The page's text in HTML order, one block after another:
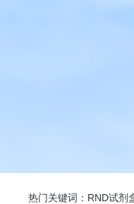
热门关键词：RND试剂